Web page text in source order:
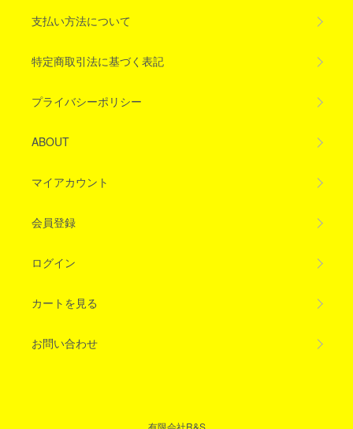
支払い方法について
特定商取引法に基づく表記
プライバシーポリシー
ABOUT
マイアカウント
会員登録
ログイン
カートを見る
お問い合わせ
有限会社R&S